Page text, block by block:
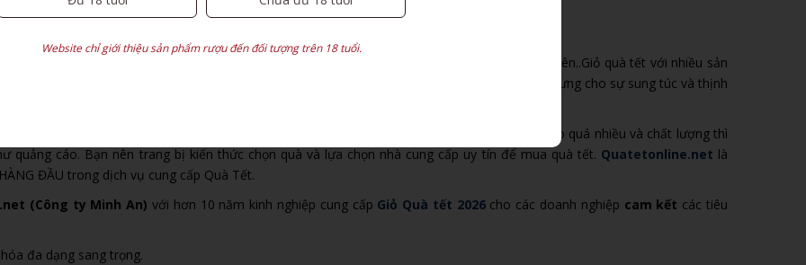
là ưu tiên hàng đầu của các công ty khi lựa chọn sản phẩm quà tết cho khách hàng, nhân viên..Giỏ quà tết với nhiều sản
1 giỏ quà như Bánh, kẹo, socola, hạt dinh dưỡng… được chọn để tặng khách hàng tượng trưng cho sự sung túc và thịnh
nói riêng tiềm ẩn nhiều rủi ro và nguy cơ khi quảng cáo quá nhiều và chất lượng thì
quảng cáo. Bạn nên trang bị kiến thức chọn quà và lựa chọn nhà cung cấp uy tín để mua quà tết. Quatetonline.net là
ĐẦU trong dịch vụ cung cấp Quà Tết.
(Công ty Minh An) với hơn 10 năm kinh nghiệp cung cấp Giỏ Quà tết 2026cho các doanh nghiệp cam kết các tiêu
đa dạng sang trọng.
Website chỉ giới thiệu sản phẩm rượu đến đối tượng trên 18 tuổi.